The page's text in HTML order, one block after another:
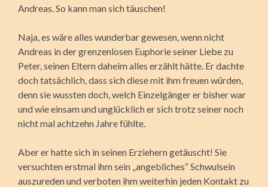
Andreas. So kann man sich täuschen!
Naja, es wäre alles wunderbar gewesen, wenn nicht
Andreas in der grenzenlosen Euphorie seiner Liebe zu
Peter, seinen Eltern daheim alles erzählt hätte. Er dachte
doch tatsächlich, dass sich diese mit ihm freuen würden,
denn sie wussten doch, welch Einzelgänger er bisher war
und wie einsam und unglücklich er sich trotz seiner noch
nicht mal achtzehn Jahre fühlte.
Aber er hatte sich in seinen Erziehern getäuscht! Sie
versuchten erstmal ihm sein „angebliches“ Schwulsein
auszureden und verboten ihm weiterhin jeden Kontakt zu